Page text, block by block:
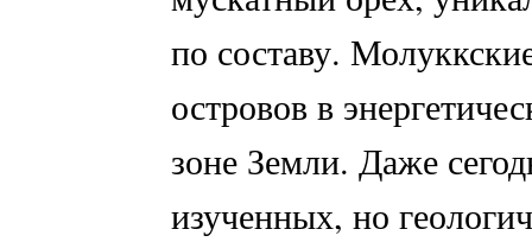
по составу.
островов в
зоне Земли. Даже
изученных, но